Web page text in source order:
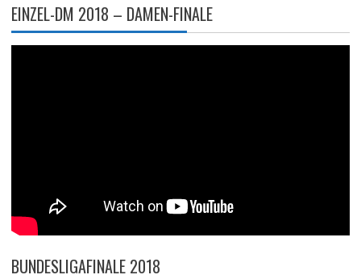
EINZEL-DM 2018 – DAMEN-FINALE
BUNDESLIGAFINALE 2018